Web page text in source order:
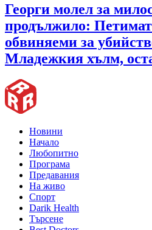
Георги молел за
продължило:
обвиняеми за
Младежкия хълм,
Новини
Начало
Любопитно
Програма
Предавания
На живо
Спорт
Darik Health
Търсене